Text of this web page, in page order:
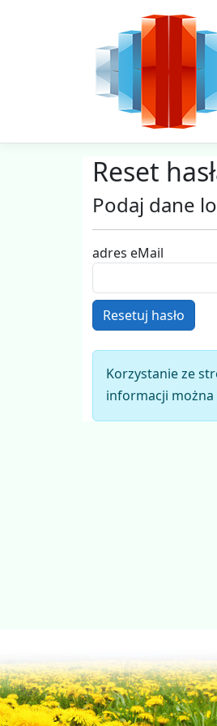
Reset
Podaj dane
adres eMail
Resetuj hasło
Korzystanie ze
informacji można